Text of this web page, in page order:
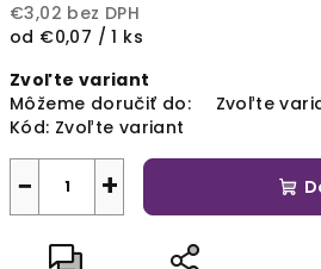
€3,02 bez DPH
Jednotková
od €0,07 / 1 ks
Zvoľte variant
Môžeme doručiť do:
Zvoľte
Kód: Zvoľte variant
+
−